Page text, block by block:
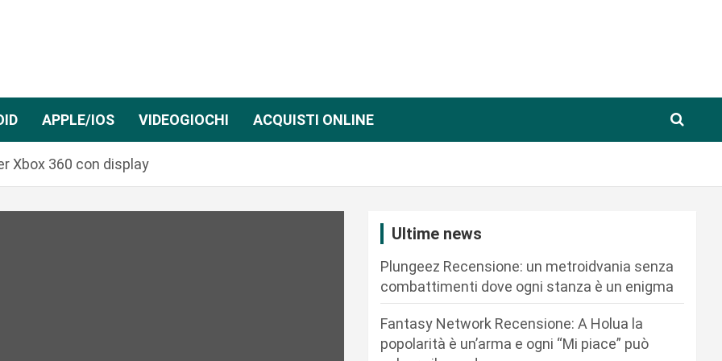
APPLE/IOS VIDEOGIOCHI ACQUISTI ONLINE
Xbox 360 con display
Ultime news
Plungeez Recensione: un metroidvania senza
combattimenti dove ogni stanza è un enigma
Fantasy Network Recensione: A Holua la
popolarità è un’arma e ogni “Mi piace” può